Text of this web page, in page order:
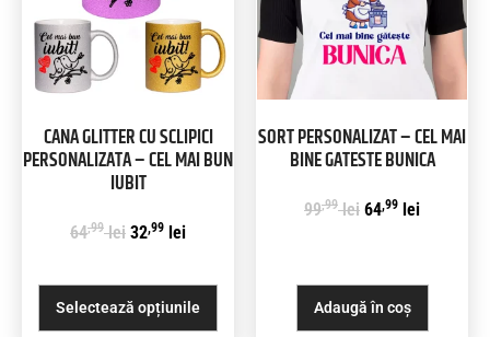
CANA GLITTER CU SCLIPICI
PERSONALIZATA – CEL MAI BUN
IUBIT
64,99 lei 32 ,99 lei
Selectează opțiunile
SORT PERSONALIZAT – CEL MAI
BINE GATESTE BUNICA
99,99 lei 64 ,99 lei
Adaugă în coș